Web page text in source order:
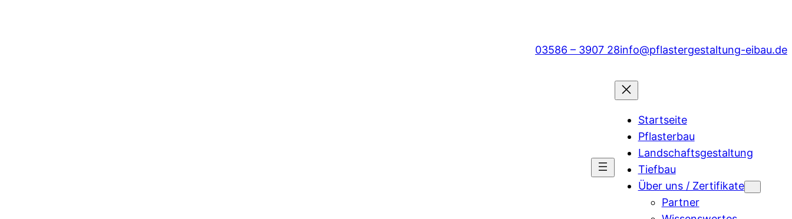
03586 – 3907 28info@pflastergestaltung-eibau.de
Startseite
Pflasterbau
Landschaftsgestaltung
Tiefbau
Über uns / Zertifikate
Partner